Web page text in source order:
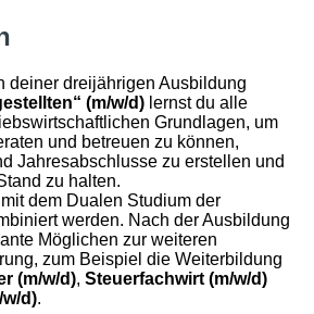
deiner dreijährigen Ausbildung
(m/w/d) lernst du alle
Grundlagen, um
und betreuen zu können,
Jahresabschlusse zu erstellen und
zu halten.
dem Dualen Studium der
werden. Nach der Ausbildung
Möglichen zur weiteren
zum Beispiel die Weiterbildung
(m/w/d), Steuerfachwirt (m/w/d)
d).